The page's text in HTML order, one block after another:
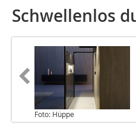
Schwellenlos
Foto: Hüppe